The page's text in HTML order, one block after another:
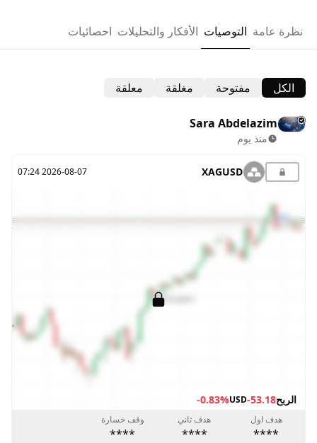
نظرة عامة التوصيات الأفكار والتحليلات احصائيات
الكل مفتوحة مغلقة معلقة
Sara Abdelazim
منذ يوم
XAGUSD
2026-08-07 07:24
الربح-53.18
USD
-0.83%
هدف اول
****
هدف ثاني
****
وقف خسارة
****